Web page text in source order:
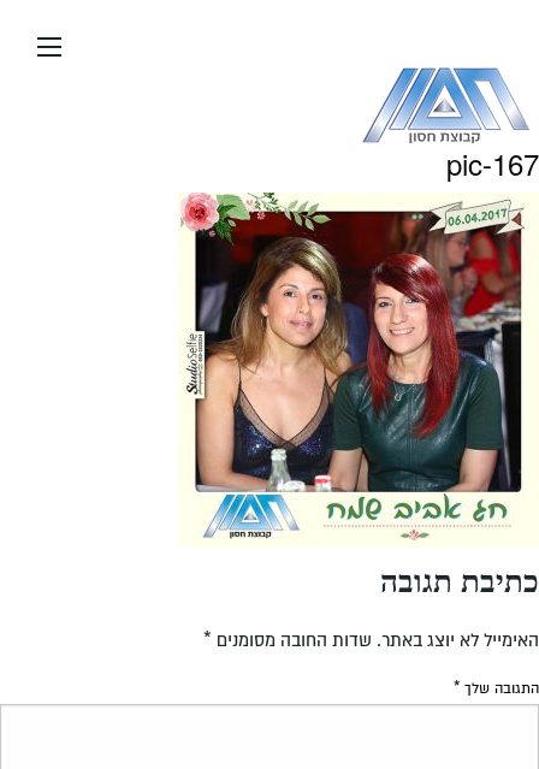
העמוד
pic-167
כתיבת תגובה
האימייל לא יוצג באתר. שדות החובה מסומנים *
התגובה שלך *